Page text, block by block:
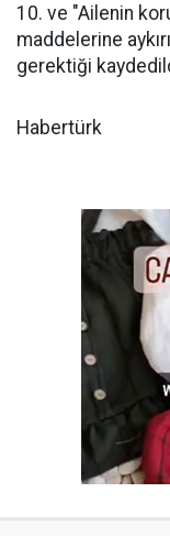
10. ve "Ailenin
maddelerine
gerektiği
Habertürk